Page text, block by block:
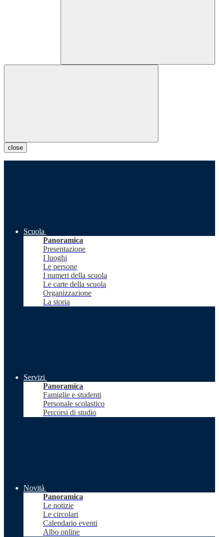
close
Scuola
Panoramica
Presentazione
I luoghi
Le persone
I numeri della scuola
Le carte della scuola
Organizzazione
La storia
Servizi
Panoramica
Famiglie e studenti
Personale scolastico
Percorsi di studio
Novità
Panoramica
Le notizie
Le circolari
Calendario eventi
Albo online